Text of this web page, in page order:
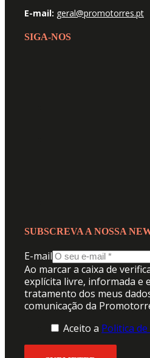
E-mail: geral@promotorres.pt
SIGA-NOS
SUBSCREVA A NOSSA
E-mail
Ao marcar a caixa de
explícita livre, informada e
tratamento dos meus
comunicação da
Aceito a Politica